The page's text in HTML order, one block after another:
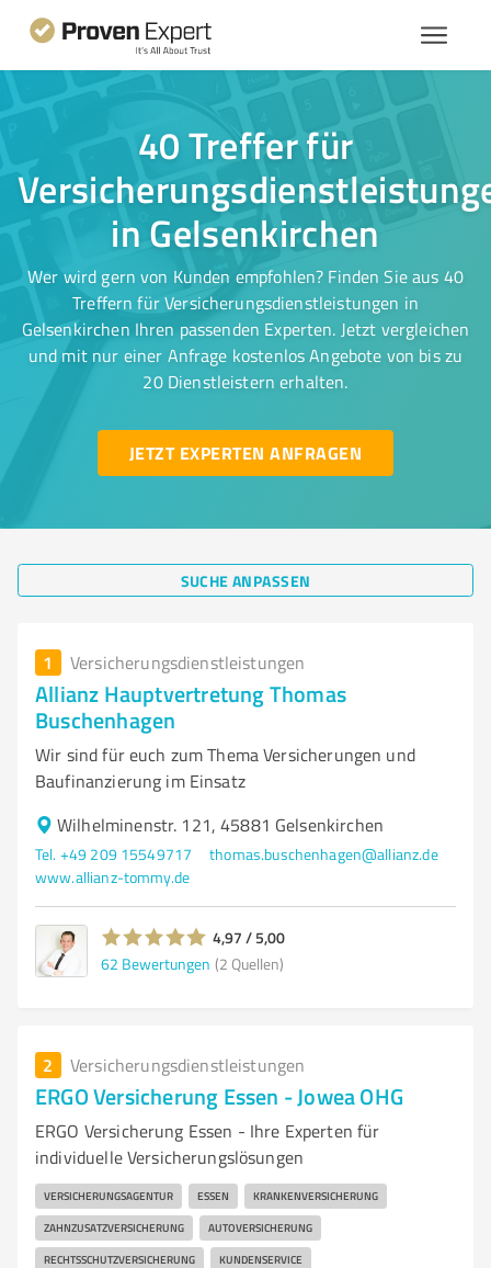
40 Treffer für
in Gelsenkirchen
Wer wird gern von Kunden empfohlen? Finden Sie aus 40
Treffern für Versicherungsdienstleistungen in
Gelsenkirchen Ihren passenden Experten. Jetzt vergleichen
und mit nur einer Anfrage kostenlos Angebote von bis zu
20 Dienstleistern erhalten.
JETZT EXPERTEN ANFRAGEN
SUCHE ANPASSEN
1 Versicherungsdienstleistungen
Allianz Hauptvertretung Thomas
Buschenhagen
Wir sind für euch zum Thema Versicherungen und
Baufinanzierung im Einsatz
Wilhelminenstr. 121, 45881 Gelsenkirchen
Tel. +49 209 15549717
thomas.buschenhagen@allianz.de
www.allianz-tommy.de
4,97 / 5,00
62 Bewertungen (2 Quellen)
2 Versicherungsdienstleistungen
ERGO Versicherung Essen - Jowea OHG
ERGO Versicherung Essen - Ihre Experten für
individuelle Versicherungslösungen
VERSICHERUNGSAGENTUR ESSEN KRANKENVERSICHERUNG
ZAHNZUSATZVERSICHERUNG AUTOVERSICHERUNG
RECHTSSCHUTZVERSICHERUNG KUNDENSERVICE